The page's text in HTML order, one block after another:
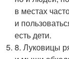
в местах
и
есть дети.
8. Луковицы